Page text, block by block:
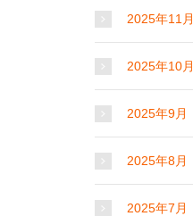
2025年11月
2025年10月
2025年9月
2025年8月
2025年7月